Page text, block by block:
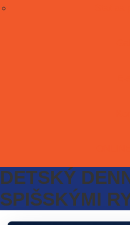
DETSKÝ
SPIŠSKÝMI